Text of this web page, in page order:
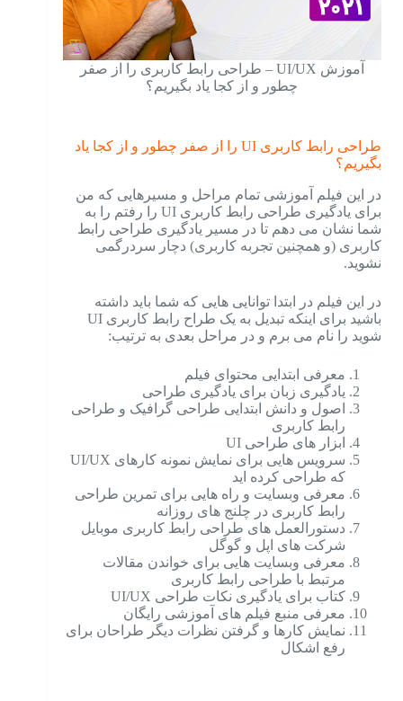
آموزش UI/UX – طراحی رابط کاربری را از صفر
چطور و از کجا یاد بگیریم؟
طراحی رابط کاربری UI را از صفر چطور و از کجا یاد
بگیریم؟
در این فیلم آموزشی تمام مراحل و مسیرهایی که من
برای یادگیری طراحی رابط کاربری UI را رفتم را به
شما نشان می دهم تا در مسیر یادگیری طراحی رابط
کاربری (و همچنین تجربه کاربری) دچار سردرگمی
نشوید.
در این فیلم در ابتدا توانایی هایی که شما باید داشته
باشید برای اینکه تبدیل به یک طراح رابط کاربری UI
شوید را نام می برم و در مراحل بعدی به ترتیب:
معرفی ابتدایی محتوای فیلم
یادگیری زبان برای یادگیری طراحی
اصول و دانش ابتدایی طراحی گرافیک و طراحی
رابط کاربری
ابزار های طراحی UI
سرویس هایی برای نمایش نمونه کارهای UI/UX
که طراحی کرده اید
معرفی وبسایت و راه هایی برای تمرین طراحی
رابط کاربری در چلنج های روزانه
دستورالعمل های طراحی رابط کاربری موبایل
شرکت های اپل و گوگل
معرفی وبسایت هایی برای خواندن مقالات
مرتبط با طراحی رابط کاربری
کتاب برای یادگیری نکات طراحی UI/UX
معرفی منبع فیلم های آموزشی رایگان
نمایش کارها و گرفتن نظرات دیگر طراحان برای
رفع اشکال